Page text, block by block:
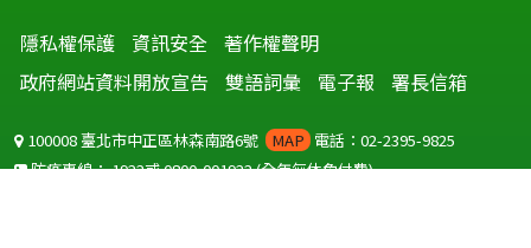
隱私權保護 資訊安全 著作權聲明
政府網站資料開放宣告
雙語詞彙 電子報 署長信箱
100008 臺北市中正區林森南路6號 MAP 電話：02-2395-9825
防疫專線：1922或0800-001922(全年無休免付費)